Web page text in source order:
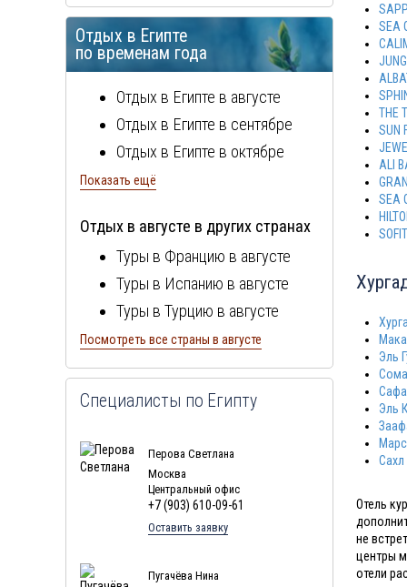
SEA
THE
SUN
ALI
SEA
Эль
Эль
Отель
не
центры
отели
Шарм Эль Шейх
Эль Гуна
Отдых в Египте
по временам года
Отдых в Египте в августе
Отдых в Египте в сентябре
Отдых в Египте в октябре
Отдых в Египте в ноябре
Отдых в Египте в январе
Отдых в Египте в феврале
Отдых в Египте в марте
Отдых в Египте в апреле
Отдых в Египте в мае
Отдых в Египте в июне
Отдых в Египте в июле
Показать ещё
Отдых в августе в других странах
Туры в Францию в августе
Туры в Испанию в августе
Туры в Турцию в августе
Туры в Болгарию в августе
Туры в Португалию в августе
Туры в Италию в августе
Туры в Швейцарию в августе
Туры в ОАЭ в августе
Туры в Мальту в августе
Туры в Таиланд в августе
Посмотреть все страны в августе
Специалисты по Египту
Перова Светлана
Москва
Центральный офис
+7 (903) 610-09-61
Оставить заявку
Пугачёва Нина